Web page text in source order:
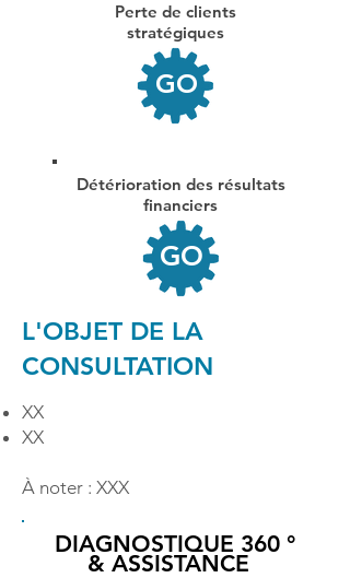
Perte de clients
stratégiques
GO
Détérioration des résultats
financiers
GO
L'OBJET DE LA
CONSULTATION
XX
XX
À noter : XXX
DIAGNOSTIQUE 360 °
& ASSISTANCE